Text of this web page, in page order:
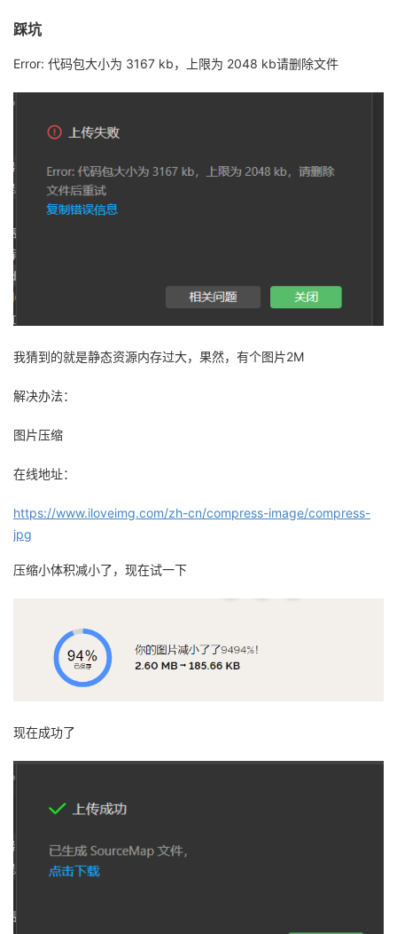
踩坑
Error: 代码包大小为 3167 kb，上限为 2048 kb请删除文件
我猜到的就是静态资源内存过大，果然，有个图片2M
解决办法：
图片压缩
在线地址：
https://www.iloveimg.com/zh-cn/compress-image/compress-
jpg
压缩小体积减小了，现在试一下
现在成功了